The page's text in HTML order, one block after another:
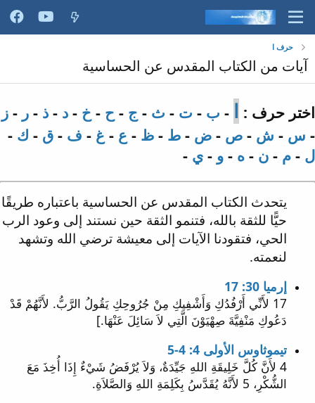
حرف ا
آيات من الكتاب المقدس عن الحساسية
اختر حرف : ا - ب - ت - ث - ج - ح - خ - د - ذ - ر - ز
- س - ش - ص - ض - ط - ظ - ع - غ - ف - ق - ك -
ل - م - ن - ه - و - ي -
يتحدث الكتاب المقدس عن الحساسية باعتباره طريقًا
حيًّا للثقة بالله، فتنمو الثقة حين نستند إلى وعود الرب
الحي، فتقودنا الآيات إلى معيشة ترضي الله وتشهد
لنعمته.
إرميا 30: 17
17 لأَنِّي أَرْفُدُكِ وَأَشْفِيكِ مِنْ جُرُوحِكِ يَقُولُ الرَّبُّ. لأَنَّهُمْ قَدْ
دَعُوكِ مَنْفِيَّةَ صِهْيَوْنَ الَّتِي لاَ سَائِلَ عَنْهَا.]
تيموثاوس الأولى 4: 4-5
4 لأَنَّ كُلَّ خَلِيقَةِ اللهِ جَيِّدَةٌ، وَلاَ يُرْفَضُ شَيْءٌ إِذَا أُخِذَ مَعَ
الشُّكْرِ، 5 لأَنَّهُ يُقَدَّسُ بِكَلِمَةِ اللهِ وَالصَّلاَةِ.